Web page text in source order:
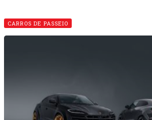
CARROS DE PASSEIO